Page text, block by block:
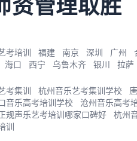
资管理取胜
考培训 福建 南京 深圳 广州
海口 西宁 乌鲁木齐 银川 拉萨
考集训 杭州音乐艺考集训学校
音乐高考培训学校
沧州音乐高考
规声乐艺考培训哪家口碑好
杭州
训